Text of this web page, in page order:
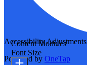
Accessibility Adjustments
Powered by OneTap
Content Modules
Font Size